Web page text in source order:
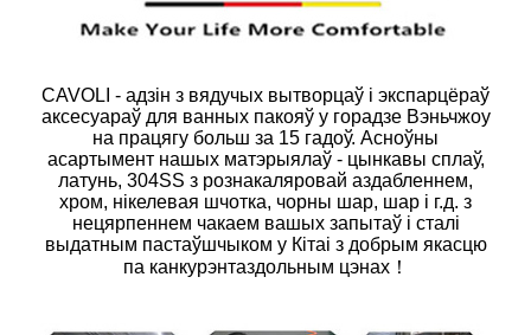
CAVOLI - адзін з вядучых вытворцаў і экспарцёраў
аксесуараў для ванных пакояў у горадзе Вэньчжоу
на працягу больш за 15 гадоў. Асноўны
асартымент нашых матэрыялаў - цынкавы сплаў,
латунь, 304SS з рознакаляровай аздабленнем,
хром, нікелевая шчотка, чорны шар, шар і г.д. з
нецярпеннем чакаем вашых запытаў і сталі
выдатным пастаўшчыком у Кітаі з добрым якасцю
па канкурэнтаздольным цэнах！